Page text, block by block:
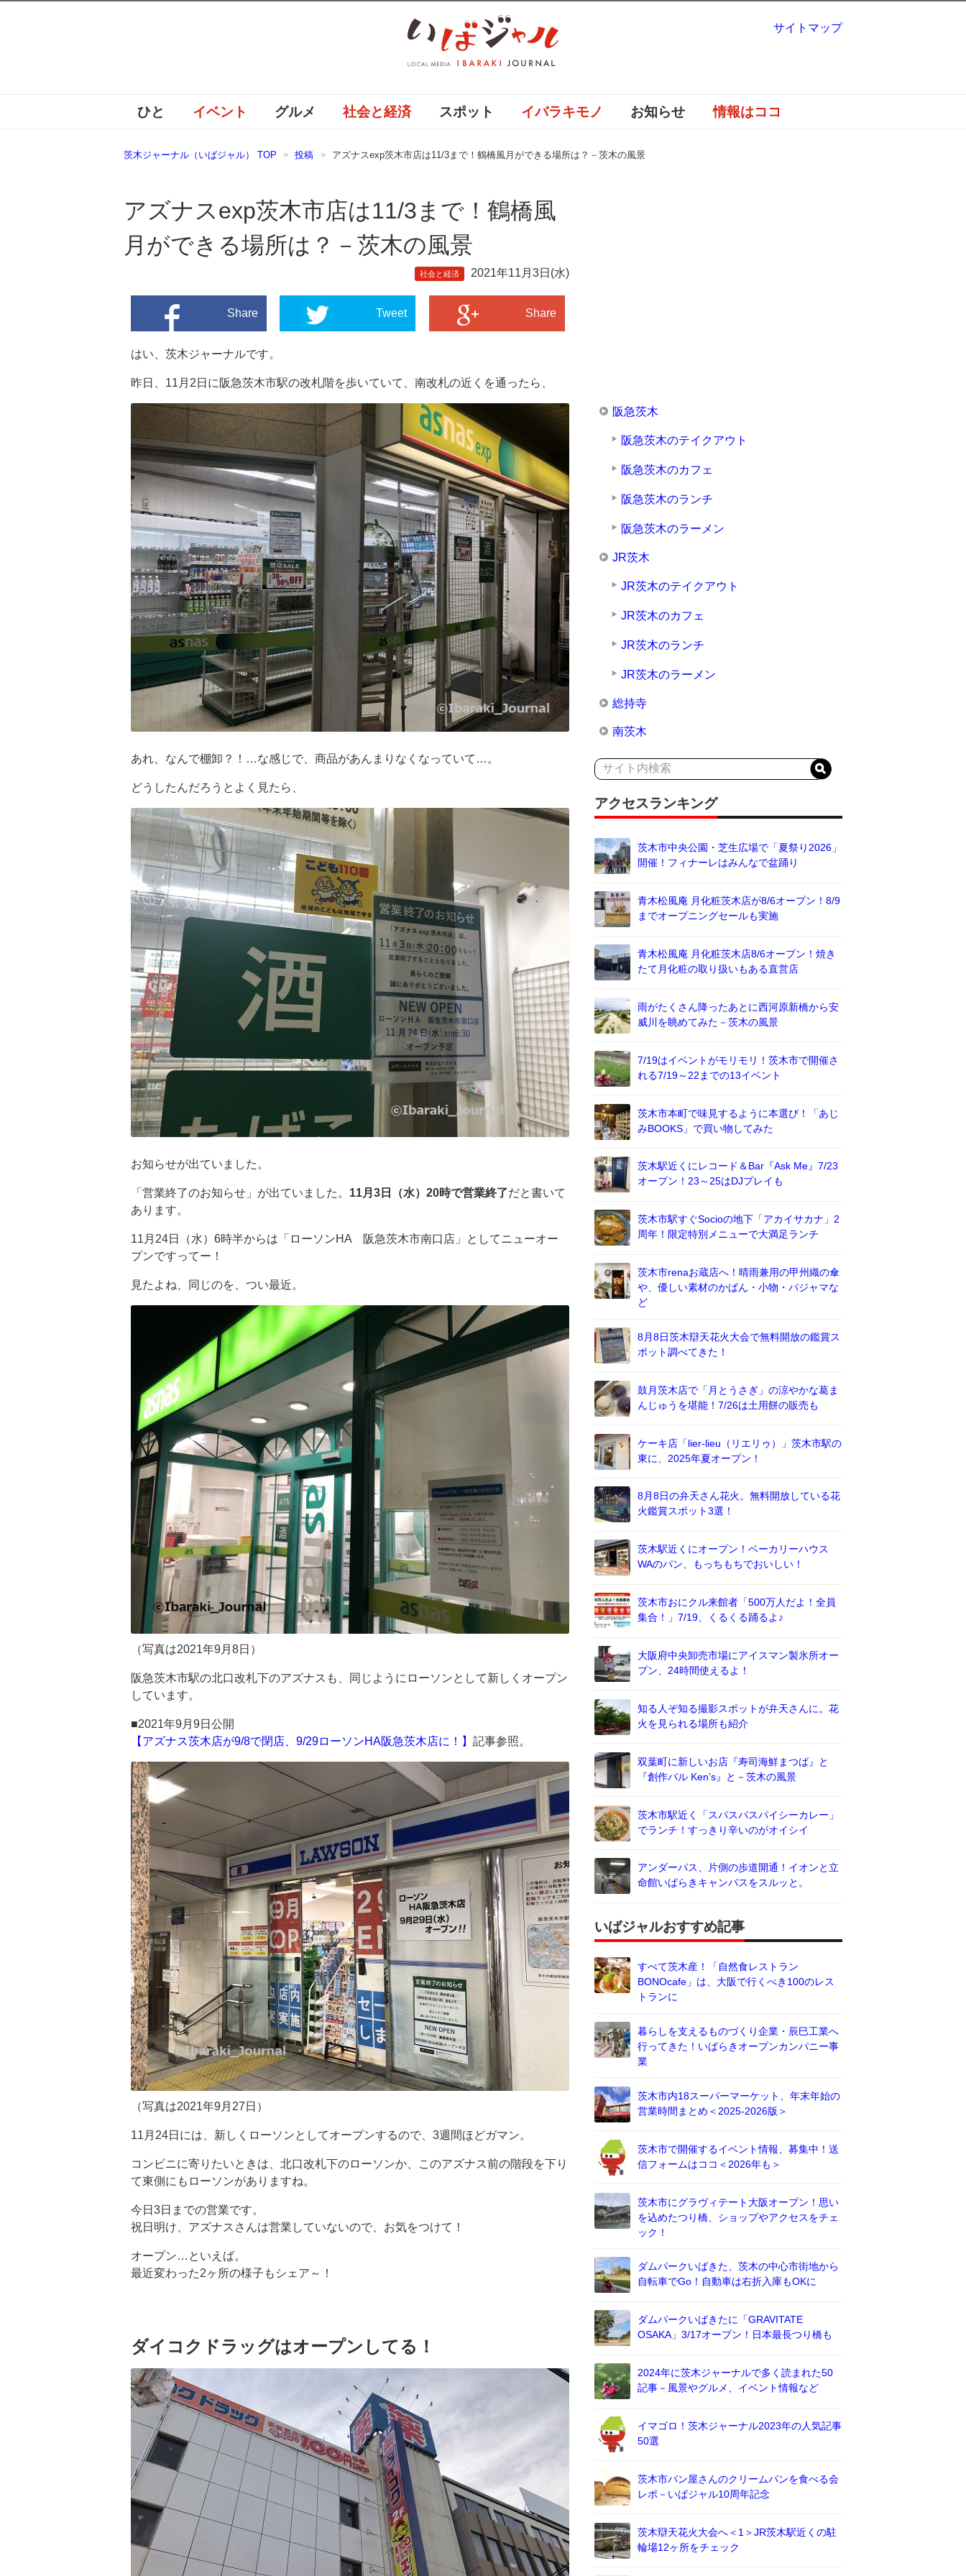
ひと イベント グルメ 社会と経済 スポット イバラキモノ お知らせ 情報はココ
茨木ジャーナル（いばジャル） TOP 投稿 アズナスexp茨木市店は11/3まで！鶴橋風月ができる場所は？－茨木の風景
アズナスexp茨木市店は11/3まで！鶴橋風
月ができる場所は？－茨木の風景
社会と経済 2021年11月3日(水)
Share Tweet Share
はい、茨木ジャーナルです。
昨日、11月2日に阪急茨木市駅の改札階を歩いていて、南改札の近くを通ったら、
あれ、なんで棚卸？！…な感じで、商品があんまりなくなっていて…。
どうしたんだろうとよく見たら、
お知らせが出ていました。
「営業終了のお知らせ」が出ていました。 11月3日（水）20時で営業終了だと書いて
あります。
11月24日（水）6時半からは「ローソンHA 阪急茨木市南口店」としてニューオー
プンですってー！
見たよね、同じのを、つい最近。
（写真は2021年9月8日）
阪急茨木市駅の北口改札下のアズナスも、同じようにローソンとして新しくオープン
しています。
■2021年9月9日公開
【アズナス茨木店が9/8で閉店、9/29ローソンHA阪急茨木店に！】 記事参照。
（写真は2021年9月27日）
11月24日には、新しくローソンとしてオープンするので、3週間ほどガマン。
コンビニに寄りたいときは、北口改札下のローソンか、このアズナス前の階段を下り
て東側にもローソンがありますね。
今日3日までの営業です。
祝日明け、アズナスさんは営業していないので、お気をつけて！
オープン…といえば。
最近変わった2ヶ所の様子もシェア～！
ダイコクドラッグはオープンしてる！
阪急茨木
阪急茨木のテイクアウト
阪急茨木のカフェ
阪急茨木のランチ
阪急茨木のラーメン
JR茨木
JR茨木のテイクアウト
JR茨木のカフェ
JR茨木のランチ
JR茨木のラーメン
総持寺
南茨木
アクセスランキング
茨木市中央公園・芝生広場で「夏祭り2026」
開催！フィナーレはみんなで盆踊り
青木松風庵 月化粧茨木店が8/6オープン！8/9
までオープニングセールも実施
青木松風庵 月化粧茨木店8/6オープン！焼き
たて月化粧の取り扱いもある直営店
雨がたくさん降ったあとに西河原新橋から安
威川を眺めてみた－茨木の風景
7/19はイベントがモリモリ！茨木市で開催さ
れる7/19～22までの13イベント
茨木市本町で味見するように本選び！「あじ
みBOOKS」で買い物してみた
茨木駅近くにレコード＆Bar『Ask Me』7/23
オープン！23～25はDJプレイも
茨木市駅すぐSocioの地下「アカイサカナ」2
周年！限定特別メニューで大満足ランチ
茨木市renaお蔵店へ！晴雨兼用の甲州織の傘
や、優しい素材のかばん・小物・パジャマな
ど
8月8日茨木辯天花火大会で無料開放の鑑賞ス
ポット調べてきた！
鼓月茨木店で「月とうさぎ」の涼やかな葛ま
んじゅうを堪能！7/26は土用餅の販売も
ケーキ店「lier-lieu（リエリゥ）」茨木市駅の
東に、2025年夏オープン！
8月8日の弁天さん花火。無料開放している花
火鑑賞スポット3選！
茨木駅近くにオープン！ベーカリーハウス
WAのパン、もっちもちでおいしい！
茨木市おにクル来館者「500万人だよ！全員
集合！」7/19、くるくる踊るよ♪
大阪府中央卸売市場にアイスマン製氷所オー
プン、24時間使えるよ！
知る人ぞ知る撮影スポットが弁天さんに。花
火を見られる場所も紹介
双葉町に新しいお店『寿司海鮮まつば』と
『創作バル Ken’s』と－茨木の風景
茨木市駅近く「スパスパスパイシーカレー」
でランチ！すっきり辛いのがオイシイ
アンダーパス、片側の歩道開通！イオンと立
命館いばらきキャンパスをスルッと。
いばジャルおすすめ記事
すべて茨木産！「自然食レストラン
BONOcafe」は、大阪で行くべき100のレス
トランに
暮らしを支えるものづくり企業・辰巳工業へ
行ってきた！いばらきオープンカンパニー事
業
茨木市内18スーパーマーケット、年末年始の
営業時間まとめ＜2025-2026版＞
茨木市で開催するイベント情報、募集中！送
信フォームはココ＜2026年も＞
茨木市にグラヴィテート大阪オープン！思い
を込めたつり橋、ショップやアクセスをチェ
ック！
ダムパークいばきた、茨木の中心市街地から
自転車でGo！自動車は右折入庫もOKに
ダムパークいばきたに「GRAVITATE
OSAKA」3/17オープン！日本最長つり橋も
2024年に茨木ジャーナルで多く読まれた50
記事－風景やグルメ、イベント情報など
イマゴロ！茨木ジャーナル2023年の人気記事
50選
茨木市パン屋さんのクリームパンを食べる会
レポ－いばジャル10周年記念
茨木辯天花火大会へ＜1＞JR茨木駅近くの駐
輪場12ヶ所をチェック
サイトマップ